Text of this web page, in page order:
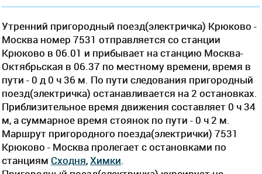
Утренний пригородный поезд(электричка) Крюково -
Москва номер 7531 отправляется со станции
Крюково в 06.01 и прибывает на станцию Москва-
Октябрьская в 06.37 по местному времени, время в
пути - 0 д 0 ч 36 м. По пути следования пригородный
поезд(электричка) останавливается на 2 остановках.
Приблизительное время движения составляет 0 ч 34
м, а суммарное время стоянок по пути - 0 ч 2 м.
Маршрут пригородного поезда(электрички) 7531
Крюково - Москва пролегает c остановками по
станциям Сходня,Химки